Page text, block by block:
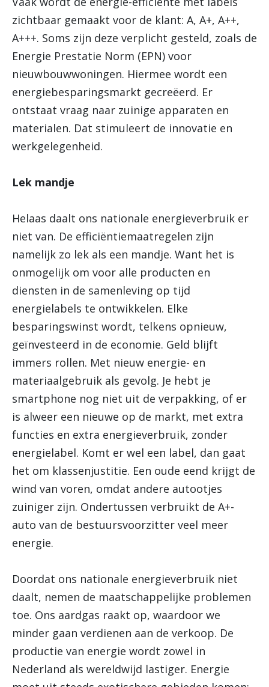
zichtbaar gemaakt voor de klant: A, A+, A++,
A+++. Soms zijn deze verplicht gesteld, zoals de
Energie Prestatie Norm (EPN) voor
nieuwbouwwoningen. Hiermee wordt een
energiebesparingsmarkt gecreëerd. Er
ontstaat vraag naar zuinige apparaten en
materialen. Dat stimuleert de innovatie en
werkgelegenheid.
Lek mandje
Helaas daalt ons nationale energieverbruik er
niet van. De efficiëntiemaatregelen zijn
namelijk zo lek als een mandje. Want het is
onmogelijk om voor alle producten en
diensten in de samenleving op tijd
energielabels te ontwikkelen. Elke
besparingswinst wordt, telkens opnieuw,
geïnvesteerd in de economie. Geld blijft
immers rollen. Met nieuw energie- en
materiaalgebruik als gevolg. Je hebt je
smartphone nog niet uit de verpakking, of er
is alweer een nieuwe op de markt, met extra
functies en extra energieverbruik, zonder
energielabel. Komt er wel een label, dan gaat
het om klassenjustitie. Een oude eend krijgt de
wind van voren, omdat andere autootjes
zuiniger zijn. Ondertussen verbruikt de A+-
auto van de bestuursvoorzitter veel meer
energie.
Doordat ons nationale energieverbruik niet
daalt, nemen de maatschappelijke problemen
toe. Ons aardgas raakt op, waardoor we
minder gaan verdienen aan de verkoop. De
productie van energie wordt zowel in
Nederland als wereldwijd lastiger. Energie